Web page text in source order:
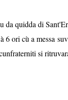
da quidda di
6 ori cù a messa
si